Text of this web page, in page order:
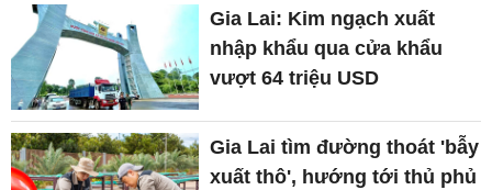
Gia Lai: Kim ngạch xuất
nhập khẩu qua cửa khẩu
vượt 64 triệu USD
Gia Lai tìm đường thoát 'bẫy
xuất thô', hướng tới thủ phủ